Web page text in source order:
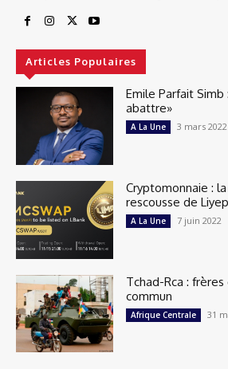
Articles Populaires
Emile Parfait Simb
abattre»
A La Une 3 mars 2022
Cryptomonnaie :
rescousse de
A La Une 7 juin 2022
Tchad-Rca : frères
commun
Afrique Centrale 31